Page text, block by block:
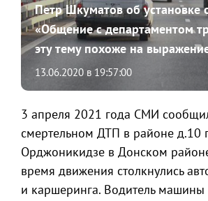
Петр Шкуматов об установке
«Общение с департаментом
эту тему похоже на
стенку горох»
13.06.2020 в 19:57:00
3 апреля 2021 года СМИ
смертельном ДТП в районе д.10
Орджоникидзе в Донском
время движения столкнулись
и каршеринга. Водитель машины